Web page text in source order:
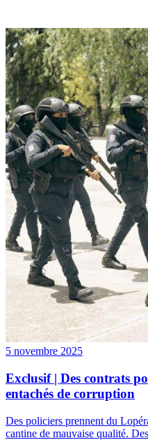
5 novembre 2025
Exclusif | Des contrats
entachés de corruption
Des policiers prennent du
cantine de mauvaise qualité.